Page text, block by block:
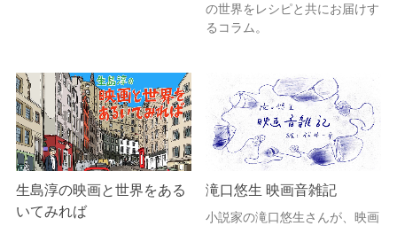
の世界をレシピと共にお届けす
るコラム。
生島淳の映画と世界をある
いてみれば
滝口悠生 映画音雑記
小説家の滝口悠生さんが、映画